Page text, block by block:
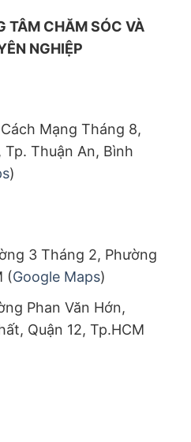
TÂM CHĂM SÓC VÀ
NGHIỆP
Mạng Tháng 8,
Thuận An, Bình
)
3 Tháng 2, Phường
(Google Maps)
Phan Văn Hớn,
Quận 12, Tp.HCM